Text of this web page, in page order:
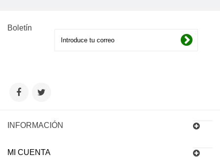
Boletín
INFORMACIÓN
MI CUENTA